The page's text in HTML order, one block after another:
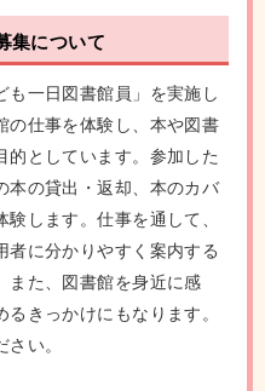
集について
も一日図書館員」を実施し
の仕事を体験し、本や図書
的としています。参加した
本の貸出・返却、本のカバ
します。仕事を通して、
者に分かりやすく案内する
また、図書館を身近に感
きっかけにもなります。
い。